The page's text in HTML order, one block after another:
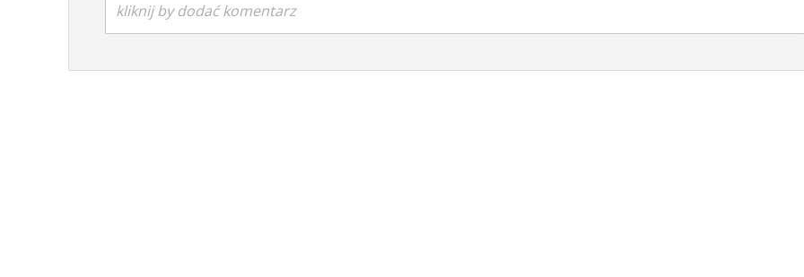
kliknij by dodać komentarz